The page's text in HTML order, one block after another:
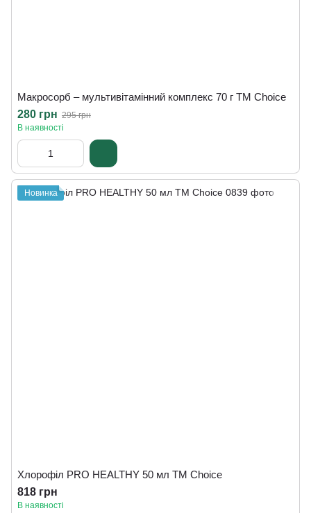
Макросорб – мультивітамінний комплекс 70 г ТМ Сhoice
280 грн 295 грн
В наявності
Новинка
Хлорофіл PRO HEALTHY 50 мл ТМ Сhoice
818 грн
В наявності